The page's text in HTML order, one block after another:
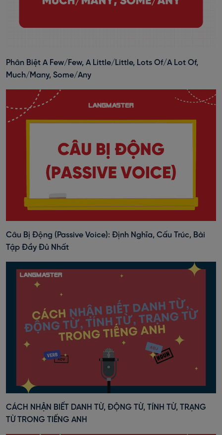
Phân Biệt A Few/Few, A Little/Little, Lots Of/A Lot Of,
Much/Many, Some/Any
Câu Bị Động (Passive Voice): Định Nghĩa, Cấu Trúc, Bài
Tập Đầy Đủ Nhất
CÁCH NHẬN BIẾT DANH TỪ, ĐỘNG TỪ, TÍNH TỪ, TRẠNG
TỪ TRONG TIẾNG ANH